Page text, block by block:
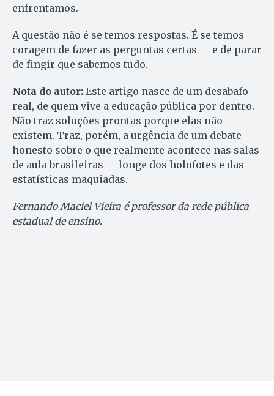
enfrentamos.
A questão não é se temos respostas. É se temos
coragem de fazer as perguntas certas — e de parar
de fingir que sabemos tudo.
Nota do autor: Este artigo nasce de um desabafo
real, de quem vive a educação pública por dentro.
Não traz soluções prontas porque elas não
existem. Traz, porém, a urgência de um debate
honesto sobre o que realmente acontece nas salas
de aula brasileiras — longe dos holofotes e das
estatísticas maquiadas.
Fernando Maciel Vieira é professor da rede pública
estadual de ensino.